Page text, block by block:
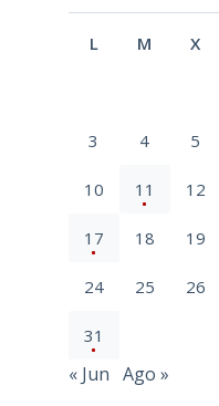
L M X
3 4 5
10 11 12
17 18 19
24 25 26
31
« Jun Ago »